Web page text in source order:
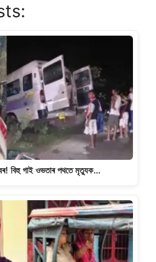
y
n
k
e
বিহু গাই ওভতাৰ পথতে মৃত্যুক…